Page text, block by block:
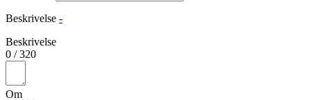
Beskrivelse -
Beskrivelse
0 /320
Om